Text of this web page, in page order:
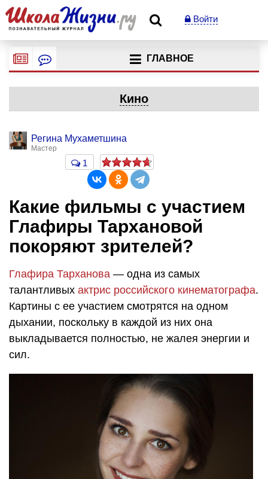
Войти
ГЛАВНОЕ
Кино
Регина Мухаметшина
Мастер
1
Какие фильмы с участием
Глафиры Тархановой
покоряют зрителей?
Глафира Тарханова — одна из самых
талантливых актрис российского кинематографа.
Картины с ее участием смотрятся на одном
дыхании, поскольку в каждой из них она
выкладывается полностью, не жалея энергии и
сил.